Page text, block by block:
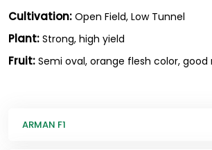
Cultivation: Open Field, Low Tunnel
Plant: Strong, high yield
Fruit: Semi oval, orange flesh color,
ARMAN F1